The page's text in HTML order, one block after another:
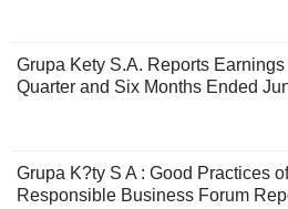
Grupa Kety S.A. Reports
Quarter and Six Months Ended
Grupa K?ty S A : Good Practices
Responsible Business Forum